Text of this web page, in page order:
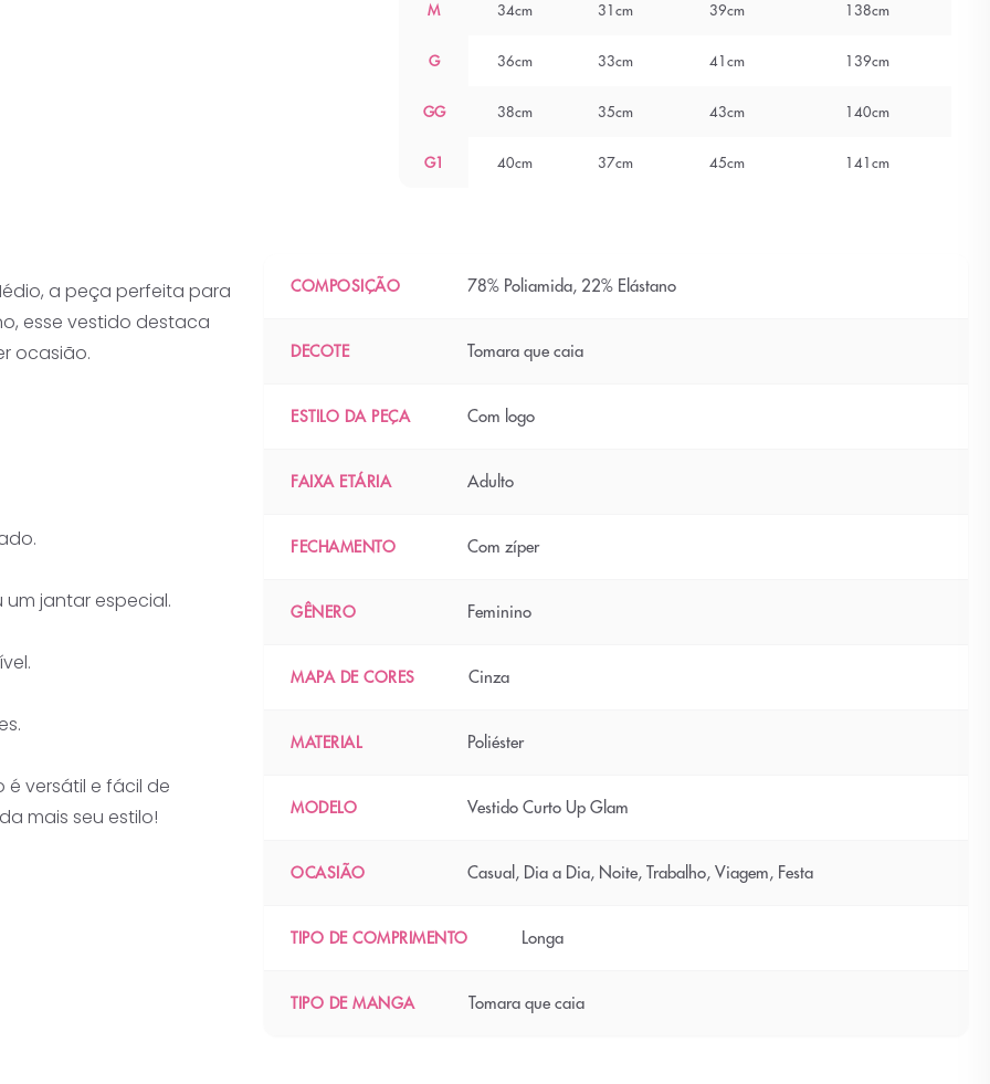
M 34cm 31cm 39cm 138cm
G 36cm 33cm 41cm 139cm
GG 38cm 35cm 43cm 140cm
G1 40cm 37cm 45cm 141cm
a peça perfeita para
esse vestido destaca
ocasião.
jantar especial.
é versátil e fácil de
mais seu estilo!
COMPOSIÇÃO 78% Poliamida, 22% Elástano
DECOTE Tomara que caia
ESTILO DA PEÇA Com logo
FAIXA ETÁRIA Adulto
FECHAMENTO Com zíper
GÊNERO Feminino
MAPA DE CORES Cinza
MATERIAL Poliéster
MODELO Vestido Curto Up Glam
OCASIÃO Casual, Dia a Dia, Noite, Trabalho, Viagem, Festa
TIPO DE COMPRIMENTO Longa
TIPO DE MANGA Tomara que caia